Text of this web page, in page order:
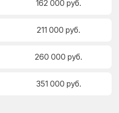
162 000 руб.
211 000 руб.
260 000 руб.
351 000 руб.